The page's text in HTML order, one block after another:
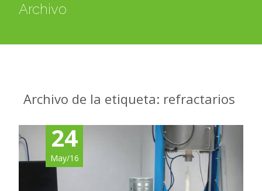
Archivo
Archivo de la etiqueta: refractarios
24
May/16